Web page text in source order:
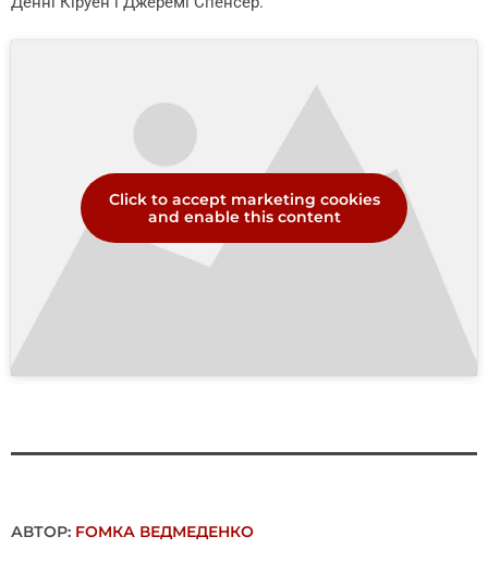
Click to accept marketing cookies
and enable this content
АВТОР: FОMКА ВЕДМЕДЕНКО